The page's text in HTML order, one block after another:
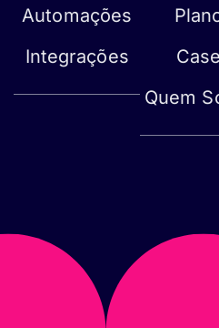
Automações
Integrações
Quem